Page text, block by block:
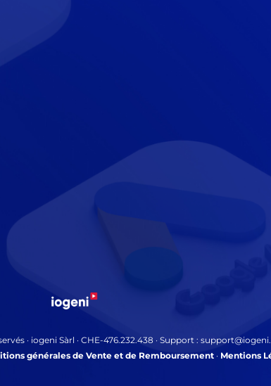
· iogeni Sàrl · CHE-476.232.438 · Support :
générales de Vente et de Remboursement· Mentions